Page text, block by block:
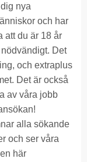
nya
och har
att du är 18 år
Det
och extraplus
Det är också
av våra jobb
alla sökande
och ser våra
här